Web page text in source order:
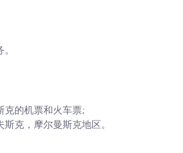
克的机票和火车票;
克，摩尔曼斯克地区。